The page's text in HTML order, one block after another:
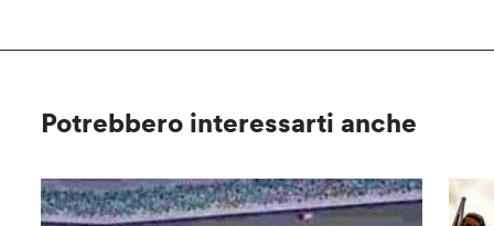
Potrebbero interessarti anche